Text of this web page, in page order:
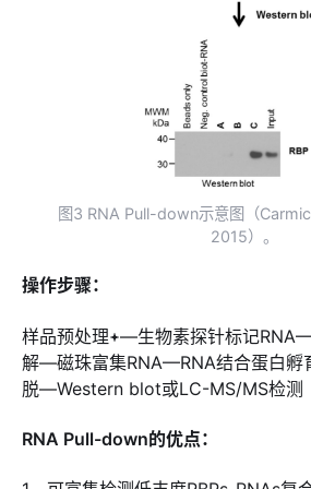
图3 RNA Pull-down示意图（
2015）。
操作步骤：
样品预处理 —生物素探针标记
解—磁珠富集RNA—RNA结合蛋白孵
脱—Western blot或LC-MS/MS检测
RNA Pull-down的优点：